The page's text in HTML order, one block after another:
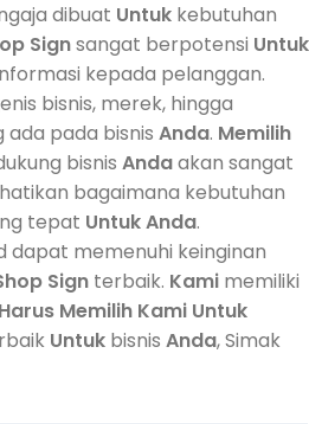
dibuat Untuk kebutuhan
Signsangat berpotensi Untuk
kepada pelanggan.
bisnis, merek, hingga
ada pada bisnis Anda. Memilih
bisnis Andaakan sangat
bagaimana kebutuhan
tepat UntukAnda.
dapat memenuhi keinginan
Sign terbaik. Kami memiliki
Harus Memilih Kami Untuk
Untuk bisnis Anda, Simak